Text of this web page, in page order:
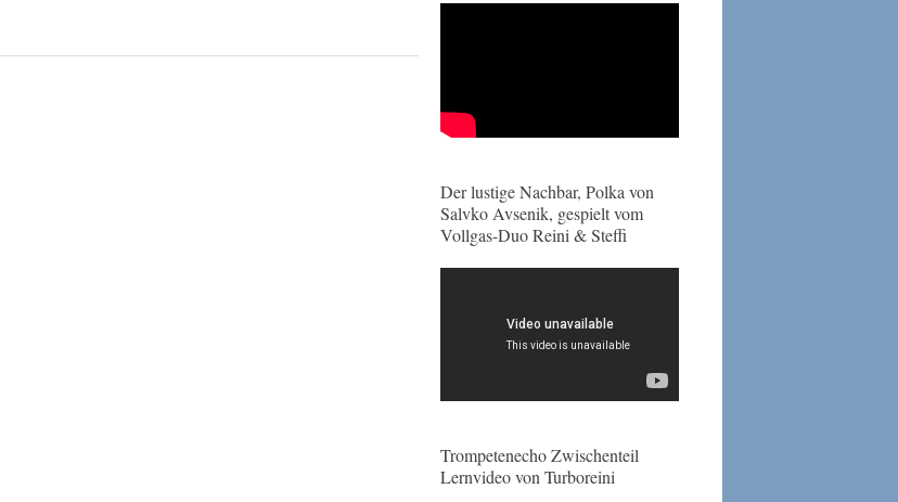
Der lustige Nachbar, Polka von
Salvko Avsenik, gespielt vom
Vollgas-Duo Reini & Steffi
Trompetenecho Zwischenteil
Lernvideo von Turboreini